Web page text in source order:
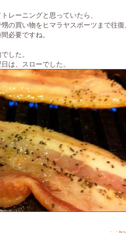
レーニングと思っていたら、
の買い物をヒマラヤスポーツまで往復
必要ですね。
した。
は、スローでした。